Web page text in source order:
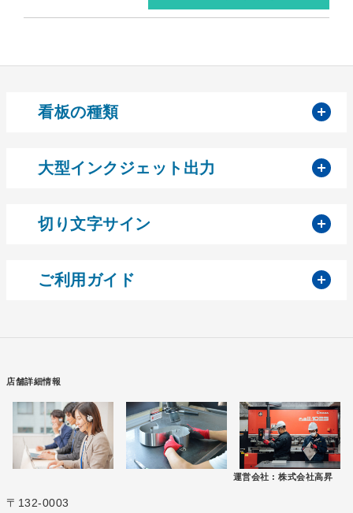
看板の種類
大型インクジェット出力
切り文字サイン
ご利用ガイド
店舗詳細情報
運営会社 : 株式会社高昇
〒132-0003